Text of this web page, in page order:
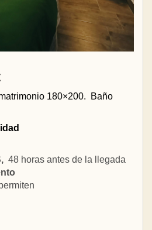
180×200.
Baño
48 horas antes de la llegada